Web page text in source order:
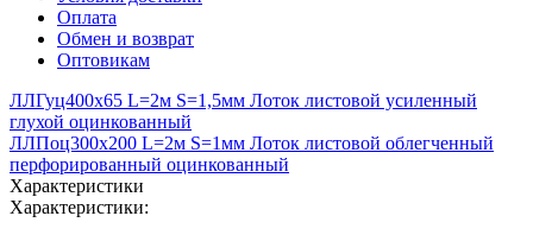
Оплата
Обмен и возврат
Оптовикам
ЛЛГуц400х65 L=2м S=1,5мм Лоток листовой усиленный
глухой оцинкованный
ЛЛПоц300х200 L=2м S=1мм Лоток листовой облегченный
перфорированный оцинкованный
Характеристики
Характеристики: